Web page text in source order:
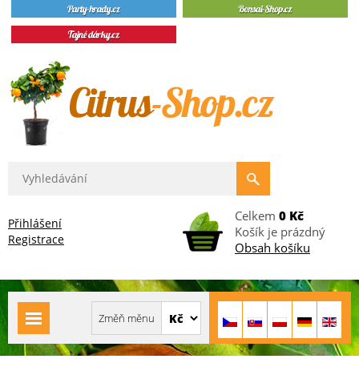
Přihlášení
Registrace
Celkem 0 Kč
Košík je prázdný
Obsah košíku